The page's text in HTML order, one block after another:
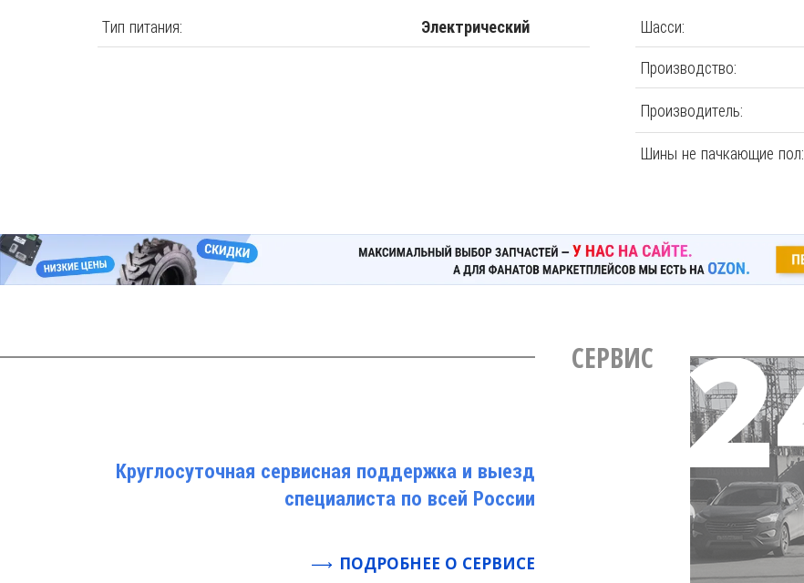
Тип питания: Электрический Шасси:
Производство:
Производитель:
Шины не пачкающие пол:
СЕРВИС
Круглосуточная сервисная поддержка и выезд
специалиста по всей России
ПОДРОБНЕЕ О СЕРВИСЕ